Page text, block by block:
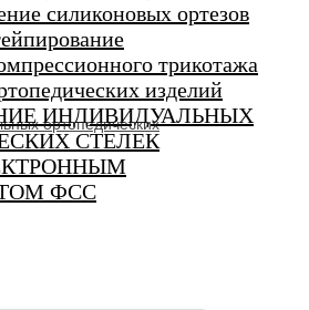
силиконовых ортезов
трикотажа
изделий
ИНДИВИДУАЛЬНЫХ
СТЕЛЕК
ФСС
ортопедических